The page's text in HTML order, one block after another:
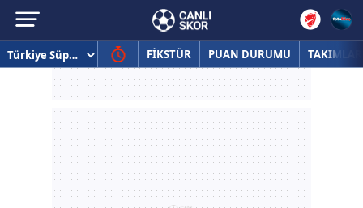
FİKSTÜR PUAN DURUMU TAKIMLAR